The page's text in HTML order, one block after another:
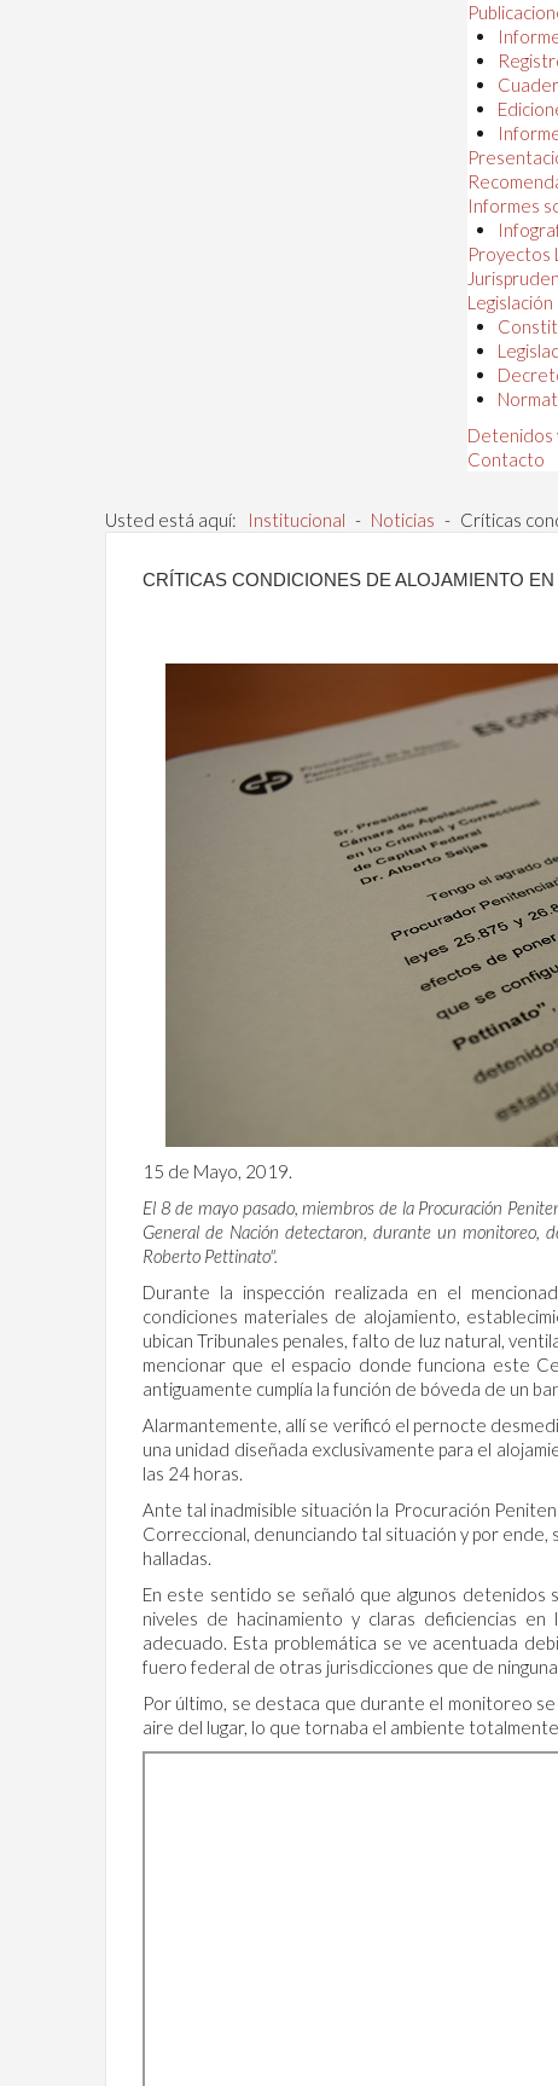
Informes
Proyectos
Legislación
Detenidos
Contacto
Usted está aquí: Institucional - Noticias - Críticas
CRÍTICAS CONDICIONES DE ALOJAMIENTO EN
15 de Mayo, 2019.
El 8 de mayo pasado, miembros de la Procuración
General de Nación detectaron, durante un monitoreo,
Roberto Pettinato".
Durante la inspección realizada en el
condiciones materiales de alojamiento,
ubican Tribunales penales, falto de luz natural,
mencionar que el espacio donde funciona este
antiguamente cumplía la función de bóveda de un
Alarmantemente, allí se verificó el pernocte
una unidad diseñada exclusivamente para el
las 24 horas.
Ante tal inadmisible situación la Procuración
Correccional, denunciando tal situación y por
halladas.
En este sentido se señaló que algunos
niveles de hacinamiento y claras deficiencias
adecuado. Esta problemática se ve acentuada
fuero federal de otras jurisdicciones que de
Por último, se destaca que durante el monitoreo
aire del lugar, lo que tornaba el ambiente